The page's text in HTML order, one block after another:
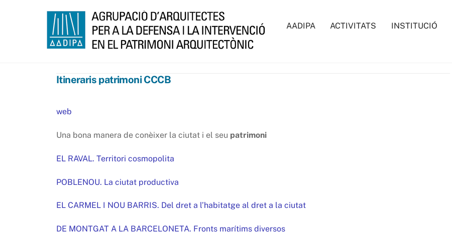
AADIPA ACTIVITATS INSTITUCIÓ
Itineraris patrimoni CCCB
web
Una bona manera de conèixer la ciutat i el seu patrimoni
EL RAVAL. Territori cosmopolita
POBLENOU. La ciutat productiva
EL CARMEL I NOU BARRIS. Del dret a l’habitatge al dret a la ciutat
DE MONTGAT A LA BARCELONETA. Fronts marítims diversos